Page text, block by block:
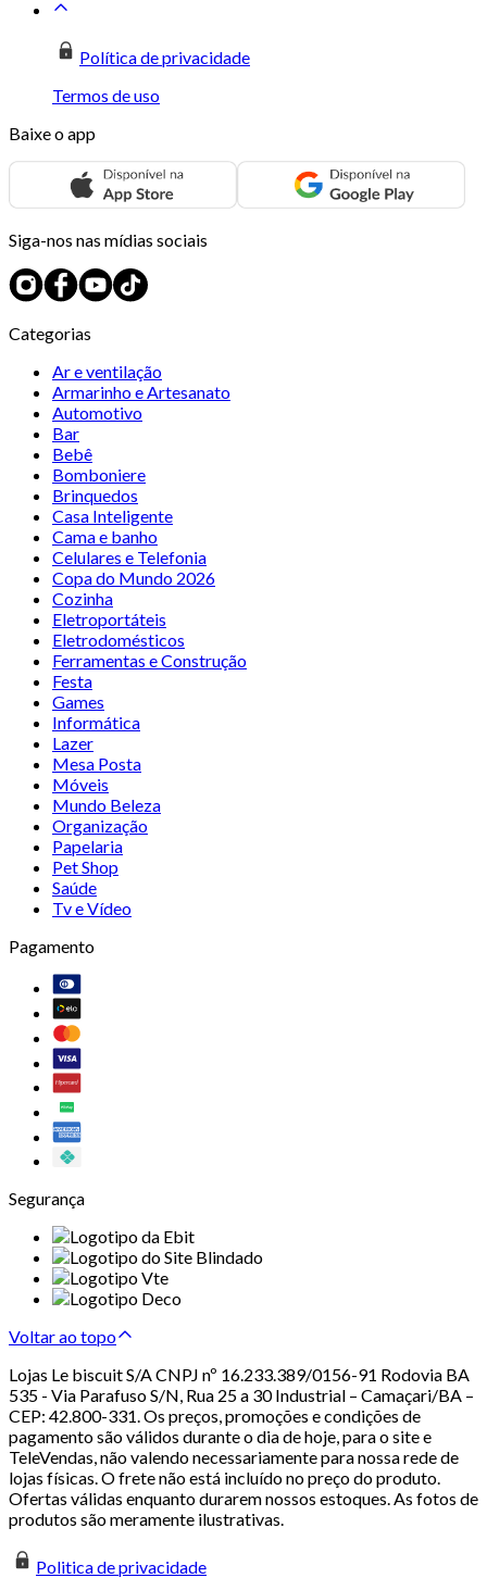
Política de privacidade
Termos de uso
Baixe o app
Siga-nos nas mídias sociais
Categorias
Ar e ventilação
Armarinho e Artesanato
Automotivo
Bar
Bebê
Bomboniere
Brinquedos
Casa Inteligente
Cama e banho
Celulares e Telefonia
Copa do Mundo 2026
Cozinha
Eletroportáteis
Eletrodomésticos
Ferramentas e Construção
Festa
Games
Informática
Lazer
Mesa Posta
Móveis
Mundo Beleza
Organização
Papelaria
Pet Shop
Saúde
Tv e Vídeo
Pagamento
Segurança
Voltar ao topo
Lojas Le biscuit S/A CNPJ nº 16.233.389/0156-91 Rodovia BA
535 - Via Parafuso S/N, Rua 25 a 30 Industrial – Camaçari/BA –
CEP: 42.800-331. Os preços, promoções e condições de
pagamento são válidos durante o dia de hoje, para o site e
TeleVendas, não valendo necessariamente para nossa rede de
lojas físicas. O frete não está incluído no preço do produto.
Ofertas válidas enquanto durarem nossos estoques. As fotos de
produtos são meramente ilustrativas.
Politica de privacidade